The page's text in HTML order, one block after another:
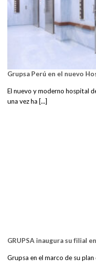
Grupsa Perú en el nuevo
El nuevo y moderno hospital
una vez ha [...]
GRUPSA inaugura su filial
Grupsa en el marco de su